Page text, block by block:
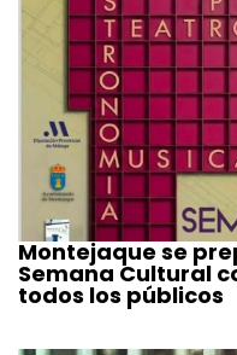
Montejaque se
Semana Cultural
todos los públicos